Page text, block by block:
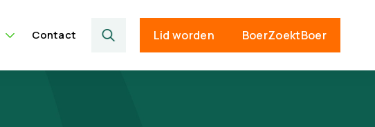
Contact Lid worden BoerZoektBoer